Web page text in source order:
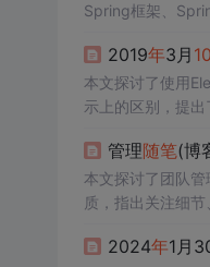
Spring框架、
2019年3月 10
本文探讨了使用
示上的区别，提
管理随笔(博
本文探讨了团队
质，指出关注细节
2024年1月